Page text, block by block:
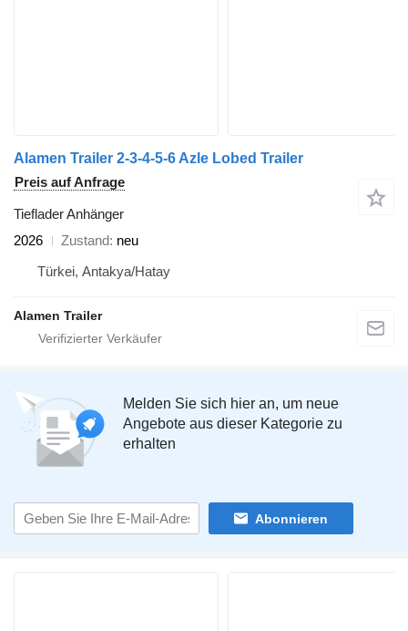
Alamen Trailer 2-3-4-5-6 Azle Lobed Trailer
Preis auf Anfrage
Tieflader Anhänger
2026
Zustand neu
Türkei, Antakya/Hatay
Alamen Trailer
Melden Sie sich hier an, um neue
Angebote aus dieser Kategorie zu
erhalten
Abonnieren